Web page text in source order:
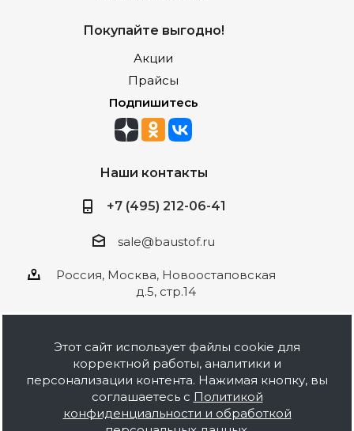
Покупайте выгодно!
Акции
Прайсы
Подпишитесь
Наши контакты
+7 (495) 212-06-41
sale@baustof.ru
Россия, Москва, Новоостаповская
д.5, стр.14
2026 © ООО Баустов. Собственное
производство лакокрасочной продукции,
оптовая и розничная продажа строительных
материалов, комплектация объектов под ключ.
Этот сайт использует файлы cookie для
корректной работы, аналитики и
персонализации контента. Нажимая кнопку, вы
соглашаетесь с Политикой
конфиденциальности и обработкой